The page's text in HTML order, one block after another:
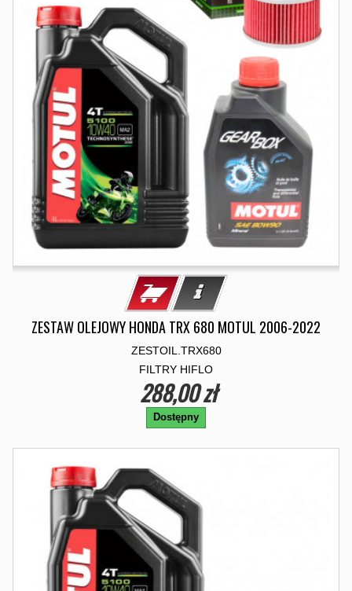
ZESTAW OLEJOWY HONDA TRX 680 MOTUL 2006-2022
ZESTOIL.TRX680
FILTRY HIFLO
288,00 zł
Dostępny